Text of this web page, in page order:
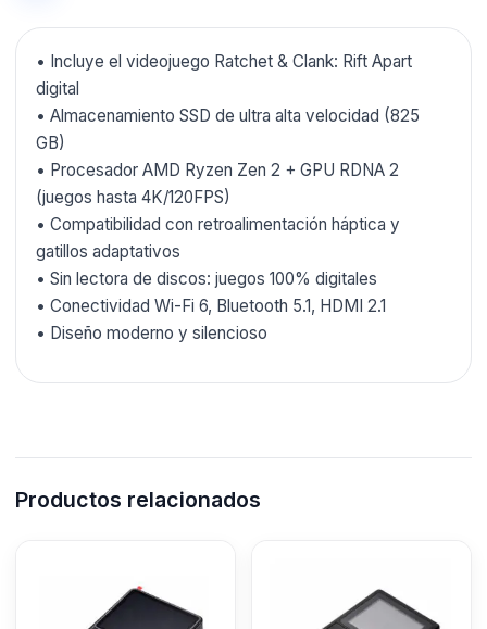
• Incluye el videojuego Ratchet & Clank: Rift Apart
digital
• Almacenamiento SSD de ultra alta velocidad (825
GB)
• Procesador AMD Ryzen Zen 2 + GPU RDNA 2
(juegos hasta 4K/120FPS)
• Compatibilidad con retroalimentación háptica y
gatillos adaptativos
• Sin lectora de discos: juegos 100% digitales
• Conectividad Wi-Fi 6, Bluetooth 5.1, HDMI 2.1
• Diseño moderno y silencioso
Productos relacionados